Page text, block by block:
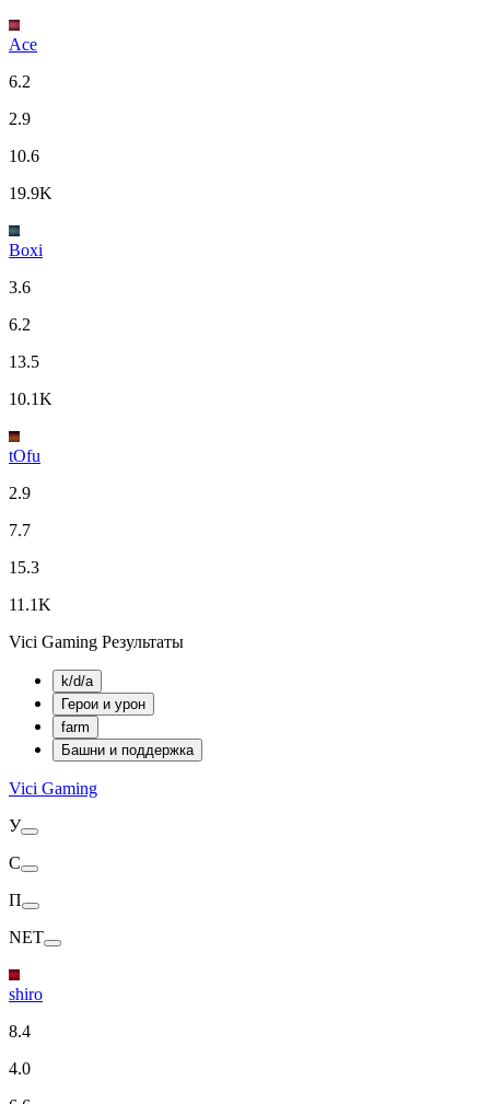
Ace
6.2
2.9
10.6
19.9K
Boxi
3.6
6.2
13.5
10.1K
tOfu
2.9
7.7
15.3
11.1K
Vici Gaming Результаты
k/d/a
Герои и урон
farm
Башни и поддержка
Vici Gaming
У
С
П
NET
shiro
8.4
4.0